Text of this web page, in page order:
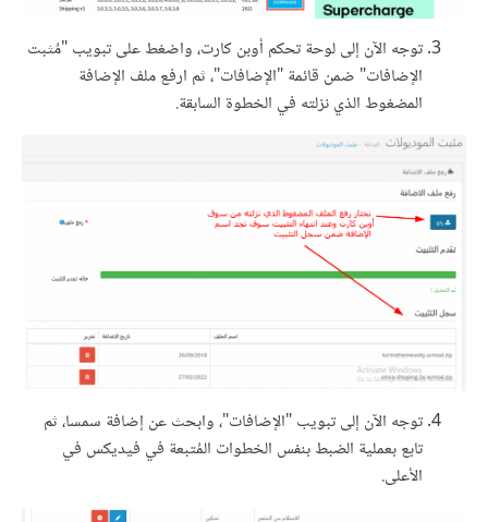
توجه الآن إلى لوحة تحكم أوبن كارت، واضغط على تبويب "مُثبت
الإضافات" ضمن قائمة "الإضافات"، ثم ارفع ملف الإضافة
المضغوط الذي نزلته في الخطوة السابقة.
توجه الآن إلى تبويب "الإضافات"، وابحث عن إضافة سمسا، ثم
تابع بعملية الضبط بنفس الخطوات المُتبعة في فيديكس في
الأعلى.